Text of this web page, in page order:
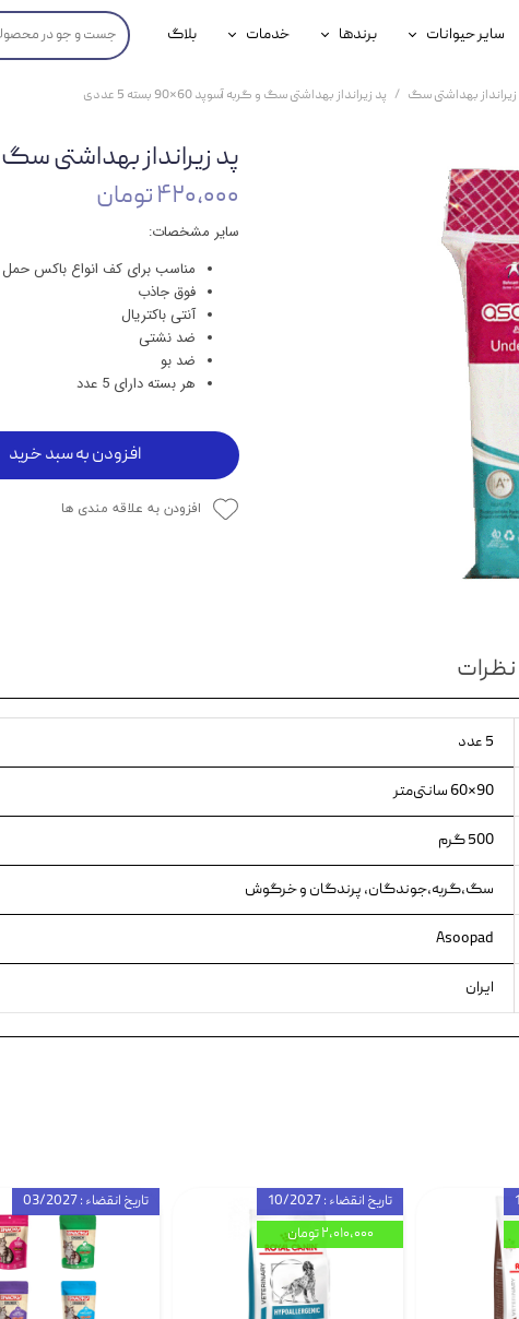
سگ
سایر حیوانات
محصولات پرندگان
محصولات آبزیان
برندها
جوسرا
خدمات
خدمات آنلاین دامپزشکی
بلاگ
زیرانداز بهداشتی سگ پد زیرانداز بهداشتی سگ و گربه آسوپد 60*90 بسته 5 عددی
پد زیرانداز بهداشتی سگ و گربه
۴۲۰,۰۰۰ تومان
سایر مشخصات:
مناسب برای کف انواع باکس
فوق جاذب
آنتی باکتریال
ضد نشتی
ضد بو
هر بسته دارای 5 عدد
افزودن به سبد خرید
افزودن به علاقه مندی ها
نظرات
5 عدد
90×60 سانتی‌متر
500 گرم
سگ،گربه،جوندگان، پرندگان و خرگوش
Asoopad
ایران
تاریخ انقضاء : 03/2027
تاریخ انقضاء : 10/2027
۲,۰۱۰,۰۰۰ تومان